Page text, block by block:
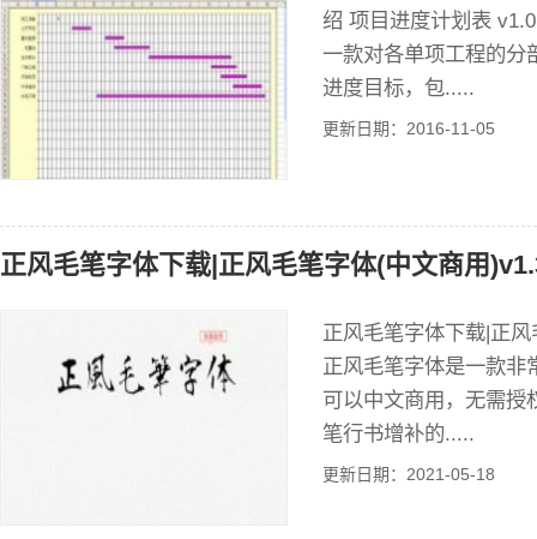
绍 项目进度计划表
一款对各单项工程的分
进度目标，包.....
更新日期：2016-11-05
正风毛笔字体下载|正风毛笔字体(中文商用
正风毛笔字体下载|正
正风毛笔字体是一款非
可以中文商用，无需授
笔行书增补的.....
更新日期：2021-05-18